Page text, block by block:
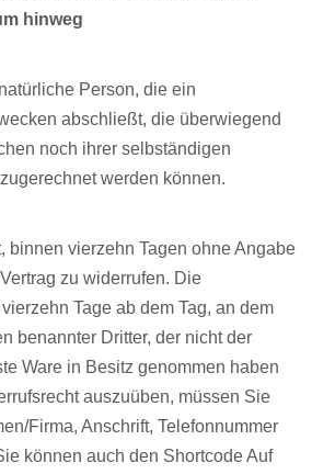
hinweg
Person, die ein
abschließt, die überwiegend
noch ihrer selbständigen
werden können.
binnen vierzehn Tagen ohne Angabe
zu widerrufen. Die
Tage ab dem Tag, an dem
benannter Dritter, der nicht der
Ware in Besitz genommen haben
auszuüben, müssen Sie
Firma, Anschrift, Telefonnummer
können auch den Shortcode Auf